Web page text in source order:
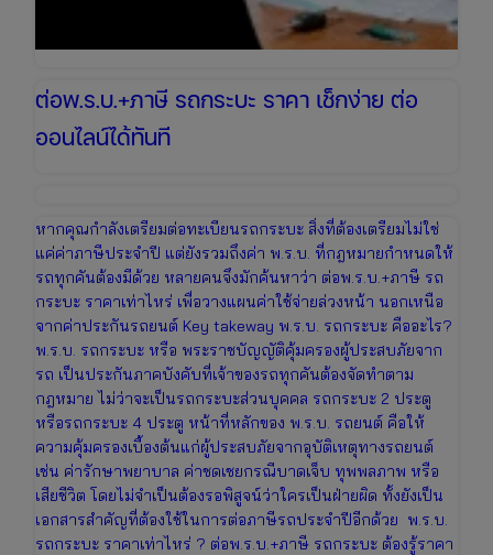
ต่อพ.ร.บ.+ภาษี รถกระบะ ราคา เช็กง่าย ต่อ
ออนไลน์ได้ทันที
หากคุณกำลังเตรียมต่อทะเบียนรถกระบะ สิ่งที่ต้องเตรียมไม่ใช่
แค่ค่าภาษีประจำปี แต่ยังรวมถึงค่า พ.ร.บ. ที่กฎหมายกำหนดให้
รถทุกคันต้องมีด้วย หลายคนจึงมักค้นหาว่า ต่อพ.ร.บ.+ภาษี รถ
กระบะ ราคาเท่าไหร่ เพื่อวางแผนค่าใช้จ่ายล่วงหน้า นอกเหนือ
จากค่าประกันรถยนต์ Key takeway พ.ร.บ. รถกระบะ คืออะไร?
พ.ร.บ. รถกระบะ หรือ พระราชบัญญัติคุ้มครองผู้ประสบภัยจาก
รถ เป็นประกันภาคบังคับที่เจ้าของรถทุกคันต้องจัดทำตาม
กฎหมาย ไม่ว่าจะเป็นรถกระบะส่วนบุคคล รถกระบะ 2 ประตู
หรือรถกระบะ 4 ประตู หน้าที่หลักของ พ.ร.บ. รถยนต์ คือให้
ความคุ้มครองเบื้องต้นแก่ผู้ประสบภัยจากอุบัติเหตุทางรถยนต์
เช่น ค่ารักษาพยาบาล ค่าชดเชยกรณีบาดเจ็บ ทุพพลภาพ หรือ
เสียชีวิต โดยไม่จำเป็นต้องรอพิสูจน์ว่าใครเป็นฝ่ายผิด ทั้งยังเป็น
เอกสารสำคัญที่ต้องใช้ในการต่อภาษีรถประจำปีอีกด้วย พ.ร.บ.
รถกระบะ ราคาเท่าไหร่ ? ต่อพ.ร.บ.+ภาษี รถกระบะ ต้องรู้ราคา